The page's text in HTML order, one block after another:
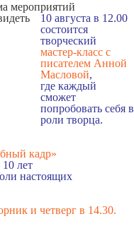
мероприятий
10 августа в 12.00
состоится
творческий
мастер-класс с
писателем Анной
Масловой,
где каждый
сможет
попробовать себя в
роли творца.
кадр»
лет
настоящих
и четверг в 14.30.